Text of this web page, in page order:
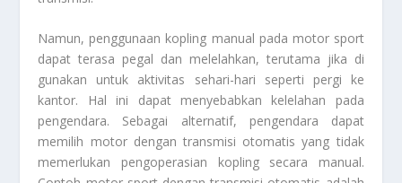
Namun, penggunaan kopling manual pada motor sport
dapat terasa pegal dan melelahkan, terutama jika di
gunakan untuk aktivitas sehari-hari seperti pergi ke
kantor. Hal ini dapat menyebabkan kelelahan pada
pengendara. Sebagai alternatif, pengendara dapat
memilih motor dengan transmisi otomatis yang tidak
memerlukan pengoperasian kopling secara manual.